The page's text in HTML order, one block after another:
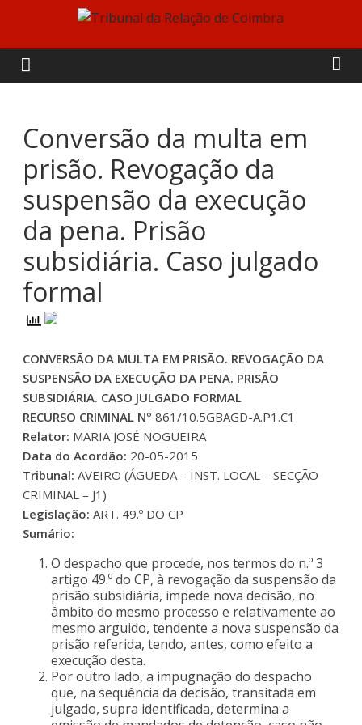
content
Tribunal
da
Relação
de
Coimbra
Conversão da multa em
prisão. Revogação da
suspensão da execução
da pena. Prisão
subsidiária. Caso julgado
formal
CONVERSÃO DA MULTA EM PRISÃO. REVOGAÇÃO DA
SUSPENSÃO DA EXECUÇÃO DA PENA. PRISÃO
SUBSIDIÁRIA. CASO JULGADO FORMAL
RECURSO CRIMINAL Nº 861/10.5GBAGD-A.P1.C1
Relator: MARIA JOSÉ NOGUEIRA
Data do Acordão: 20-05-2015
Tribunal:AVEIRO (ÁGUEDA – INST. LOCAL – SECÇÃO
CRIMINAL – J1)
Legislação: ART. 49.º DO CP
Sumário:
O despacho que procede, nos termos do n.º 3
artigo 49.º do CP, à revogação da suspensão da
prisão subsidiária, impede nova decisão, no
âmbito do mesmo processo e relativamente ao
mesmo arguido, tendente a nova suspensão da
prisão referida, tendo, antes, como efeito a
execução desta.
Por outro lado, a impugnação do despacho
que, na sequência da decisão, transitada em
julgado, supra identificada, determina a